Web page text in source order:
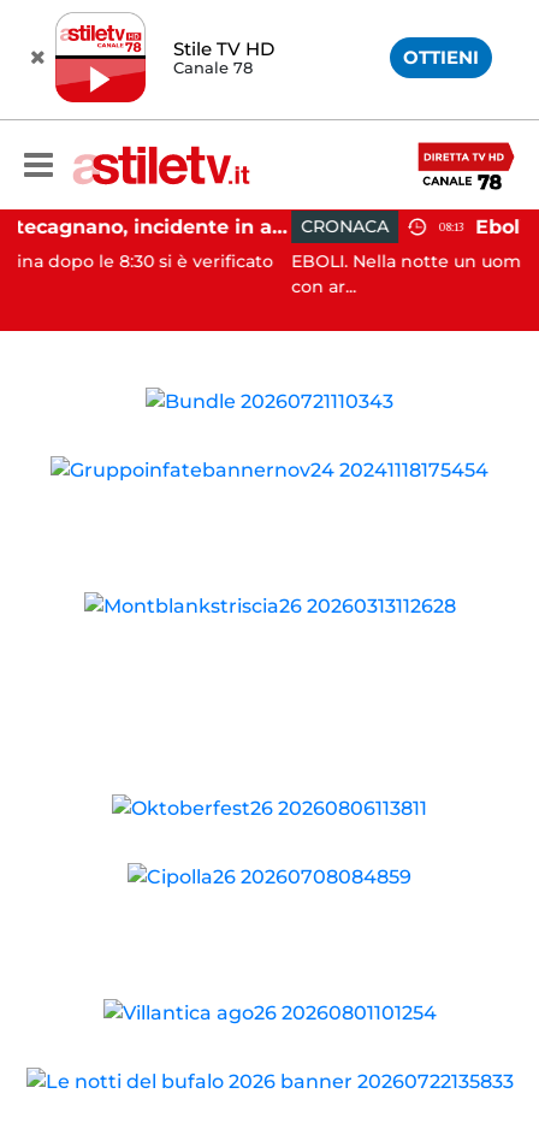
Stile TV HD
Canale 78 OTTIENI
Pontecagnano, incidente in autostrada: 5 giovani feriti
8:30 si è verificato
CRONACA 08:13
EBOLI. Nella notte un uomo e’ stato